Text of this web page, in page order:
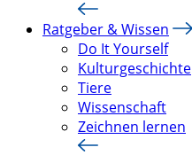
Ratgeber & Wissen
Do It Yourself
Kulturgeschichte
Tiere
Wissenschaft
Zeichnen lernen